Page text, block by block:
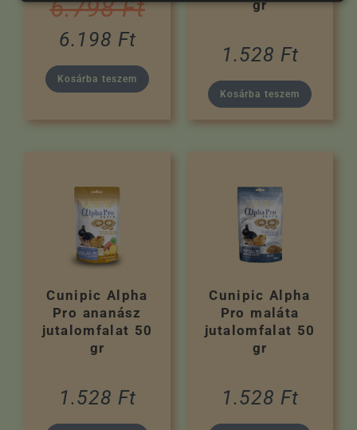
6.798Ft
6.198 Ft
Kosárba teszem
gr
1.528 Ft
Kosárba teszem
Cunipic Alpha
Pro ananász
jutalomfalat 50
gr
1.528 Ft
Cunipic Alpha
Pro maláta
jutalomfalat 50
gr
1.528 Ft